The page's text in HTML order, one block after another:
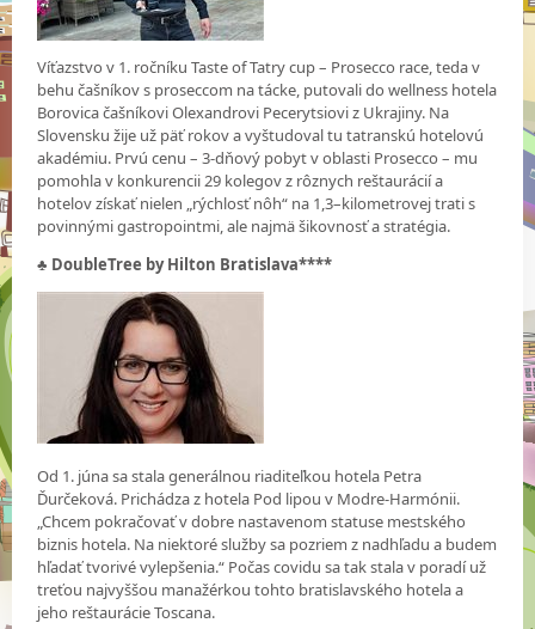
Víťazstvo v 1. ročníku Taste of Tatry cup – Prosecco race, teda v
behu čašníkov s proseccom na tácke, putovali do wellness hotela
Borovica čašníkovi Olexandrovi Pecerytsiovi z Ukrajiny. Na
Slovensku žije už päť rokov a vyštudoval tu tatranskú hotelovú
akadémiu. Prvú cenu – 3-dňový pobyt v oblasti Prosecco – mu
pomohla v konkurencii 29 kolegov z rôznych reštaurácií a
hotelov získať nielen „rýchlosť nôh“ na 1,3–kilometrovej trati s
povinnými gastropointmi, ale najmä šikovnosť a stratégia.
♣ DoubleTree by Hilton Bratislava****
Od 1. júna sa stala generálnou riaditeľkou hotela Petra
Ďurčeková. Prichádza z hotela Pod lipou v Modre-Harmónii.
„Chcem pokračovať v dobre nastavenom statuse mestského
biznis hotela. Na niektoré služby sa pozriem z nadhľadu a budem
hľadať tvorivé vylepšenia.“ Počas covidu sa tak stala v poradí už
treťou najvyššou manažérkou tohto bratislavského hotela a
jeho reštaurácie Toscana.